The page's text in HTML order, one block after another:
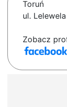
Toruń
ul.
Zobacz